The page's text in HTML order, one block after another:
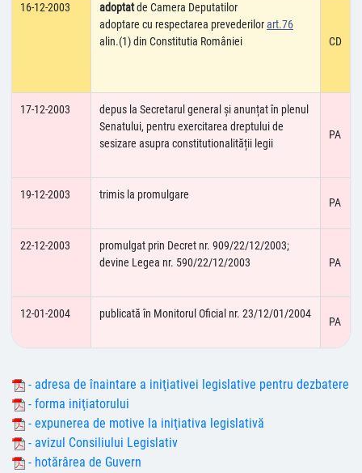
16-12-2003 adoptatde Camera Deputatilor
adoptare cu respectarea prevederilorart.76
alin.(1) din Constitutia României
CD
17-12-2003
depus la Secretarul general și anunțat în plenul
Senatului, pentru exercitarea dreptului de
sesizare asupra constitutionalității legii
PA
19-12-2003 trimis la promulgare
PA
22-12-2003
promulgat prin Decret nr. 909/22/12/2003;
devine Legea nr. 590/22/12/2003
PA
12-01-2004 publicată în Monitorul Oficial nr. 23/12/01/2004
PA
- adresa de înaintare a iniţiativei legislative pentru dezbatere
- forma iniţiatorului
- expunerea de motive la iniţiativa legislativă
- avizul Consiliului Legislativ
- hotărârea de Guvern